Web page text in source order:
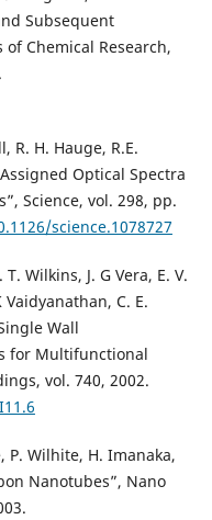
Subsequent
Chemical Research,
R. H. Hauge, R.E.
Optical Spectra
Science, vol. 298, pp.
science.1078727
Wilkins, J. G Vera, E. V.
C. E.
Wall
for Multifunctional
vol. 740, 2002.
P. Wilhite, H. Imanaka,
Nanotubes”, Nano